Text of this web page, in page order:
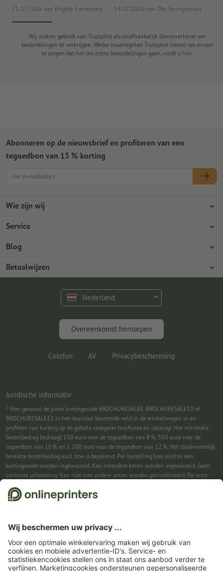
21.07.2026 van Brigitte Furnèmont 14.07.2026 van Obs Springschans
Wij maken gebruik van Trustpilot als onafhankelijk dienstverlener om
beoordelingen te verkrijgen. Welke maatregelen Trustpilot neemt om ervoor
te zorgen dat het om echte beoordelingen gaan, vindt u hier.
Wie zijn wij
Ondernemingen
Milieubescherming
Service
Betaalwijzen
Verzending
Premium programma
Blog
Photoshop-tutorials
Gratis lettertypes en fonts
Marketing en insights
Betaalwijzen
Abonneren op de nieuwsbrief en profiteren van een
tegoedbon van 15 % korting
Nederland
Overeenkomst herroepen
Colofon AV Privacybescherming
Juridische informatie
1 Voer gewoon de juiste kortingscode BROCHURESALE8, BROCHURESALE10 of
BROCHURESALE12 in het daarvoor bestemde veld in de winkelwagen in en
profiteer van korting op de gehele categorie brochures en catalogi. Het minimale
bestelbedrag bedraagt 150 euro voor de tegoedbon van 8 %, 500 euro voor de
tegoedbon van 10 % en 1.200 euro voor de tegoedbon van 12 %. Het daadwerkelijk
bereikte bestelbedrag excl. btw is bepalend. Per bestelling kan slechts één
kortingscode worden ingewisseld. Kan meerdere keren worden ingewisseld. Geen
contante uitbetaling. Kan niet met andere acties worden gecombineerd. De actie
2Je ontvangst eerst een e-mail waarin je de aanmelding voor de nieuwsbrief
ingewisseld. Geen minimumbestelwaarde. Maximale hoogte van de korting: € 150
van de bestelwaarde (netto). Geen contante uitbetaling. Kan niet worden
gecombineerd met andere acties of kortingscodes.De tegoedbon is na ontvangst
zes weken geldig.